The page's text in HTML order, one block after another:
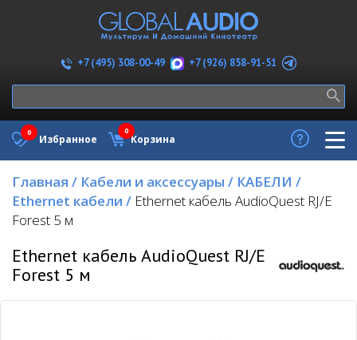
+7 (495) 308-00-49 +7 (926) 858-91-51
Избранное
0
Корзина
0
Главная / Кабели и аксессуары / КАБЕЛИ /
Ethernet кабели / Ethernet кабель AudioQuest RJ/E
Forest 5 м
Ethernet кабель AudioQuest RJ/E
Forest 5 м